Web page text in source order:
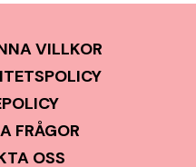
VILLKOR
FRÅGOR
OSS